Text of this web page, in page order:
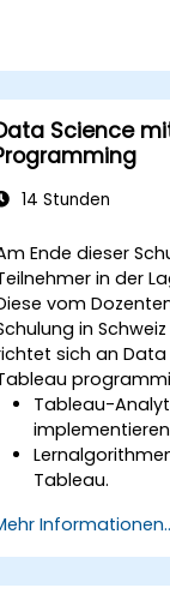
zur
erstellen, um
Basis von
Logikfunktionen
Geschichten
um eine
Erzählung zu
Science
14 Stunden
Ende dieser
in der
vom
in
sich an Data
Tableau-
Tableau.
und
Datenbasierte